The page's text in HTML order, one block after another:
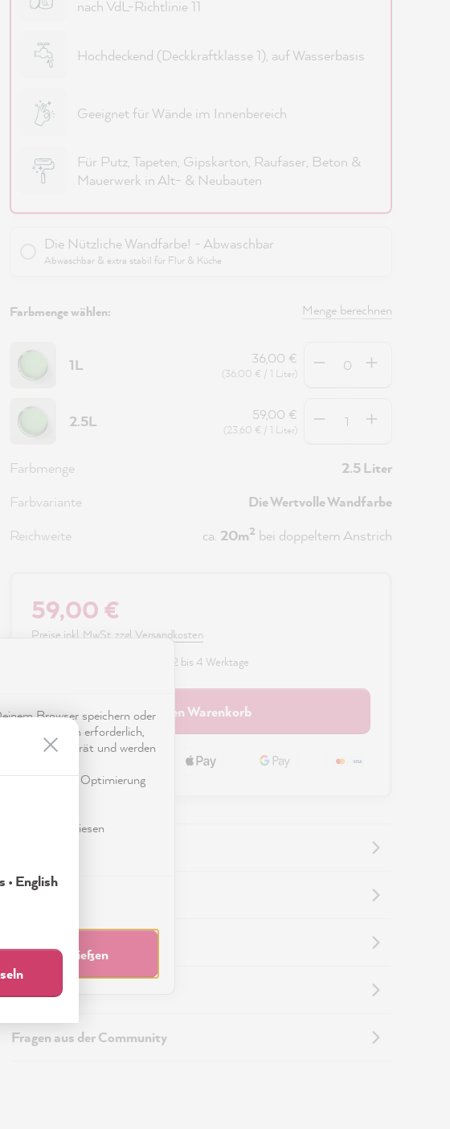
nach VdL-Richtlinie 11
Hochdeckend (Deckkraftklasse 1), auf Wasserbasis
Geeignet für Wände im Innenbereich
Für Putz, Tapeten, Gipskarton, Raufaser, Beton &
Mauerwerk in Alt- & Neubauten
Die Nützliche Wandfarbe! - Abwaschbar
Abwaschbar & extra stabil für Flur & Küche
Farbmenge wählen: Menge berechnen
1L 36,00 €
(36,00 € / 1 Liter)
2.5L 59,00 €
(23,60 € / 1 Liter)
Farbmenge
2.5 Liter
Farbvariante
Die Wertvolle Wandfarbe
Reichweite
ca. 20m2 bei doppeltem Anstrich
59,00 €
Preise inkl. MwSt. zzgl. Versandkosten
Sofort verfügbar, Lieferzeit: 2 bis 4 Werktage
In den Warenkorb
Technische Informationen
Versand & Retouren
Fragen aus der Community
Browser speichern oder
nur technisch erforderlich,
oder Dein Gerät und werden
in der
für deren Optimierung
diesen
& Schließen
• English